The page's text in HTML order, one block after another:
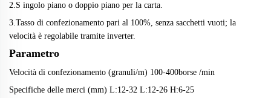
2.S ingolo piano o doppio piano per la carta.
3. Tasso di confezionamento pari al 100%, senza sacchetti vuoti; la
velocità è regolabile tramite inverter.
Parametro
Velocità di confezionamento (granuli/m) 1 00-400borse /min
Specifiche delle merci (mm) L:12-32 L:12-26 H:6-25